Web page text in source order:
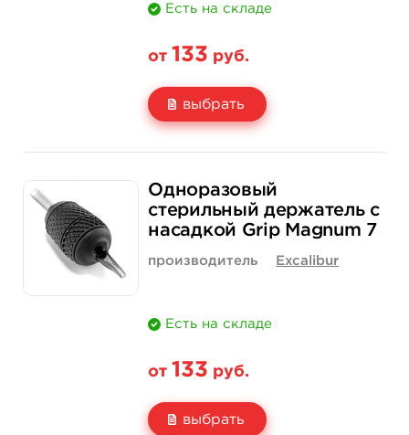
Есть на складе
от 133 руб.
выбрать
Цена
Количество купить купить
Одноразовый
стерильный держатель с
насадкой Grip Magnum 7
производитель Excalibur
Есть на складе
от 133 руб.
выбрать